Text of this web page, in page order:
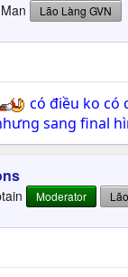
Lão Làng GVN
có điều ko có
sang final
Moderator